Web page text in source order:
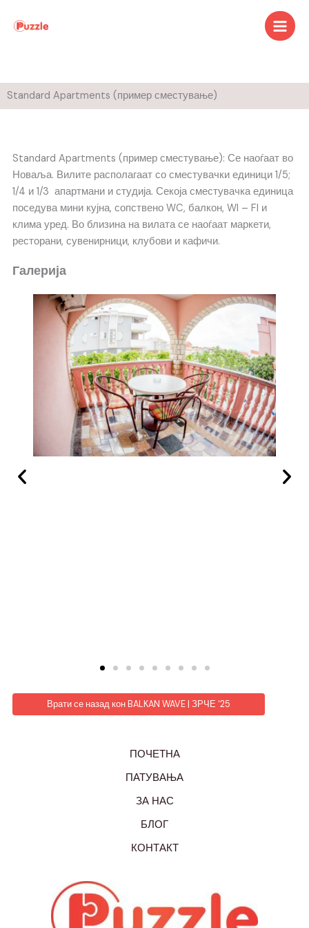
Standard Apartments (пример сместување)
Standard Apartments (пример сместување): Се наоѓаат во
Новаља. Вилите располагаат со сместувачки единици 1/5;
1/4 и 1/3 апартмани и студија. Секоја сместувачка единица
поседува мини кујна, сопствено WC, балкон, WI – FI и
клима уред. Во близина на вилата се наоѓаат маркети,
ресторани, сувенирници, клубови и кафичи.
Галерија
Врати се назад кон BALKAN WAVE | ЗРЧЕ '25
ПОЧЕТНА
ПАТУВАЊА
ЗА НАС
БЛОГ
КОНТАКТ